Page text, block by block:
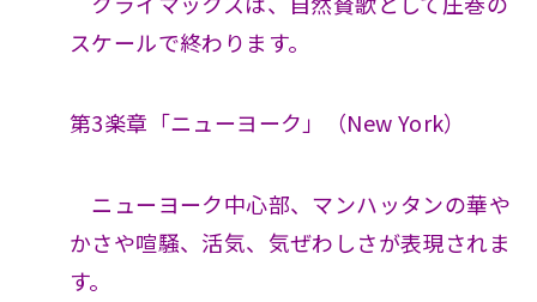
スケールで終わります。
第3楽章「ニューヨーク」（New York）
ニューヨーク中心部、マンハッタンの華や
かさや喧騒、活気、気ぜわしさが表現されま
す。